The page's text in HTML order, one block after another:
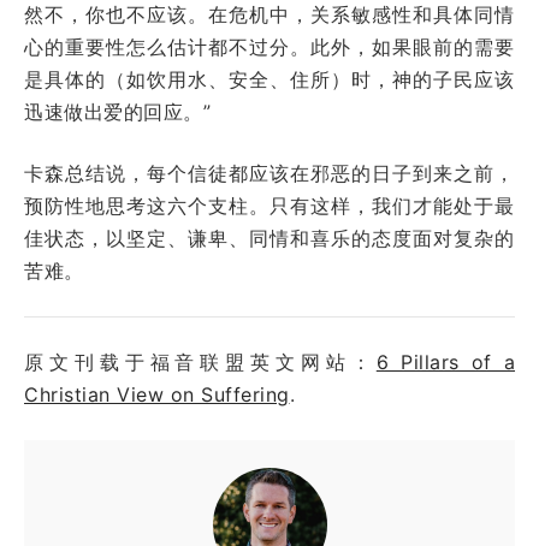
然不，你也不应该。在危机中，关系敏感性和具体同情
心的重要性怎么估计都不过分。此外，如果眼前的需要
是具体的（如饮用水、安全、住所）时，神的子民应该
迅速做出爱的回应。”
卡森总结说，每个信徒都应该在邪恶的日子到来之前，
预防性地思考这六个支柱。只有这样，我们才能处于最
佳状态，以坚定、谦卑、同情和喜乐的态度面对复杂的
苦难。
原文刊载于福音联盟英文网站： 6 Pillars of a
Christian View on Suffering.